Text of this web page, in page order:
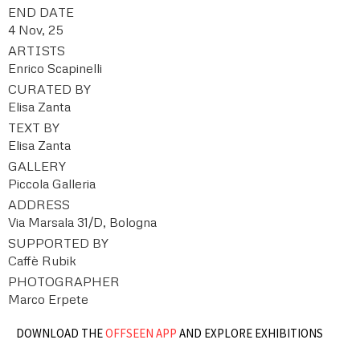
END DATE
4 Nov, 25
ARTISTS
Enrico Scapinelli
CURATED BY
Elisa Zanta
TEXT BY
Elisa Zanta
GALLERY
Piccola Galleria
ADDRESS
Via Marsala 31/D, Bologna
SUPPORTED BY
Caffè Rubik
PHOTOGRAPHER
Marco Erpete
DOWNLOAD THEOFFSEEN APP AND EXPLORE EXHIBITIONS